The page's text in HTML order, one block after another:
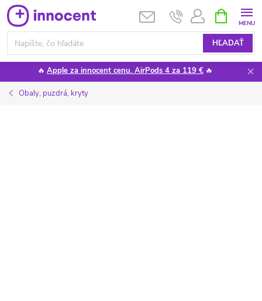
Prejsť
na
obsah
HĽADAŤ
KOŠÍK
🔥 Apple za innocent cenu. AirPods 4 za 119 € 🔥
Obaly, puzdrá, kryty